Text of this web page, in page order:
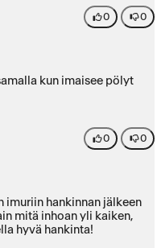
0 0
kun imaisee pölyt
0 0
mitä inhoan yli kaiken,
hyvä hankinta!